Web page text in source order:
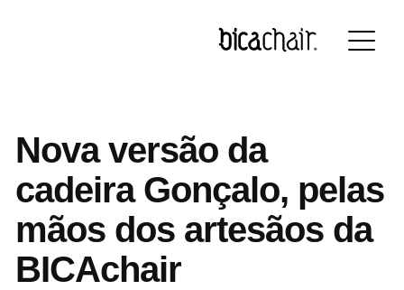
Nova versão da
cadeira Gonçalo, pelas
mãos dos artesãos da
BICAchair